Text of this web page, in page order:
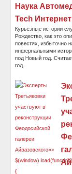
Наука
Tech
Курьёзные истории
Рождество, как это
повестях, избыточно
инфернальными
под Новый год.
год...